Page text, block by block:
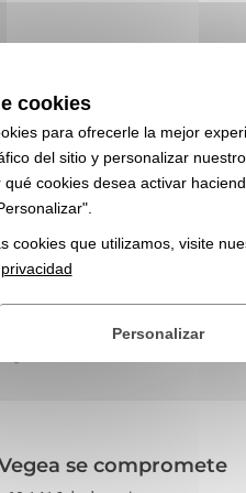
Guantes de pantalla táctil con un recubrimiento
pulgar y el índice., Acrílico - Atención, este
Sin incluir el marcado
se compromete
cookies
para ofrecerle la mejor
del sitio y personalizar
cookies desea activar
cookies que utilizamos, visite
Personalizar